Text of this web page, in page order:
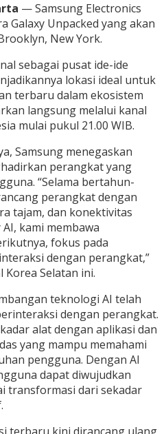
— Samsung Electronics
Galaxy Unpacked yang akan
New York.
sebagai pusat ide-ide
lokasi ideal untuk
terbaru dalam ekosistem
langsung melalui kanal
mulai pukul 21.00 WIB.
Samsung menegaskan
perangkat yang
“Selama bertahun-
perangkat dengan
tajam, dan konektivitas
kami membawa
fokus pada
dengan perangkat,”
Selatan ini.
teknologi AI telah
dengan perangkat.
alat dengan aplikasi dan
yang mampu memahami
pengguna. Dengan AI
dapat diwujudkan
transformasi dari sekadar